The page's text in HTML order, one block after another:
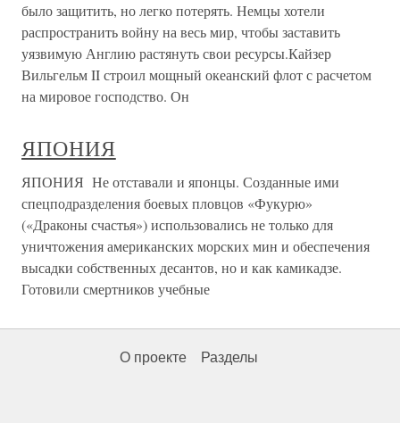
было защитить, но легко потерять. Немцы хотели
распространить войну на весь мир, чтобы заставить
уязвимую Англию растянуть свои ресурсы.Кайзер
Вильгельм II строил мощный океанский флот с расчетом
на мировое господство. Он
ЯПОНИЯ
ЯПОНИЯ Не отставали и японцы. Созданные ими
спецподразделения боевых пловцов «Фукурю»
(«Драконы счастья») использовались не только для
уничтожения американских морских мин и обеспечения
высадки собственных десантов, но и как камикадзе.
Готовили смертников учебные
О проекте Разделы